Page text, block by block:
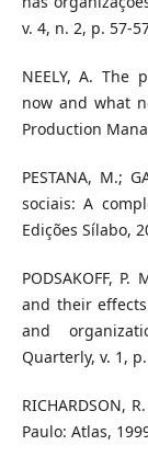
v. 4, n. 2, p. 57-
NEELY, A. The
now and what
Production
PESTANA, M.;
sociais: A
Edições Sílabo,
PODSAKOFF,
and their
and
Quarterly, v. 1,
RICHARDSON,
Paulo: Atlas,